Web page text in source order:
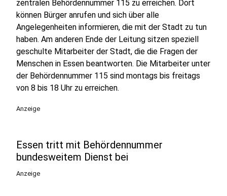
zentralen Behördennummer 115 zu erreichen. Dort
können Bürger anrufen und sich über alle
Angelegenheiten informieren, die mit der Stadt zu tun
haben. Am anderen Ende der Leitung sitzen speziell
geschulte Mitarbeiter der Stadt, die die Fragen der
Menschen in Essen beantworten. Die Mitarbeiter unter
der Behördennummer 115 sind montags bis freitags
von 8 bis 18 Uhr zu erreichen.
Anzeige
Essen tritt mit Behördennummer
bundesweitem Dienst bei
Anzeige